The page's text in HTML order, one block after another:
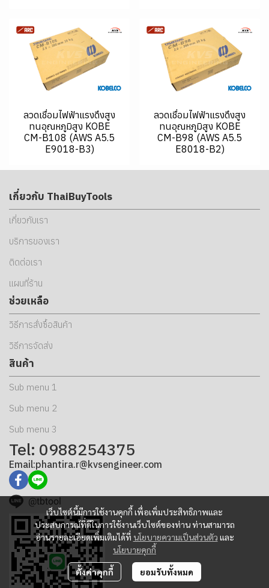
ลวดเชื่อมไฟฟ้าแรงดึงสูง
ทนอุณหภูมิสูง KOBE
CM-B108 (AWS A5.5
E9018-B3)
ลวดเชื่อมไฟฟ้าแรงดึงสูง
ทนอุณหภูมิสูง KOBE
CM-B98 (AWS A5.5
E8018-B2)
เว็บไซต์นี้มีการใช้งานคุกกี้ เพื่อเพิ่มประสิทธิภาพและ
ประสบการณ์ที่ดีในการใช้งานเว็บไซต์ของท่าน ท่านสามารถ
อ่านรายละเอียดเพิ่มเติมได้ที่ นโยบายความเป็นส่วนตัว และ
นโยบายคุกกี้
ตั้งค่าคุกกี้ ยอมรับทั้งหมด
เกี่ยวกับ ThaiBuyTools
เกี่ยวกับเรา
บริการของเรา
ติดต่อเรา
แผนที่ร้าน
ช่วยเหลือ
วิธีการสั่งซื้อสินค้า
วิธีการจัดส่ง
สินค้า
Sub menu 1
Sub menu 2
Sub menu 3
Tel: 0988254375
Email:phantira.r@kvsengineer.com
@tbtool